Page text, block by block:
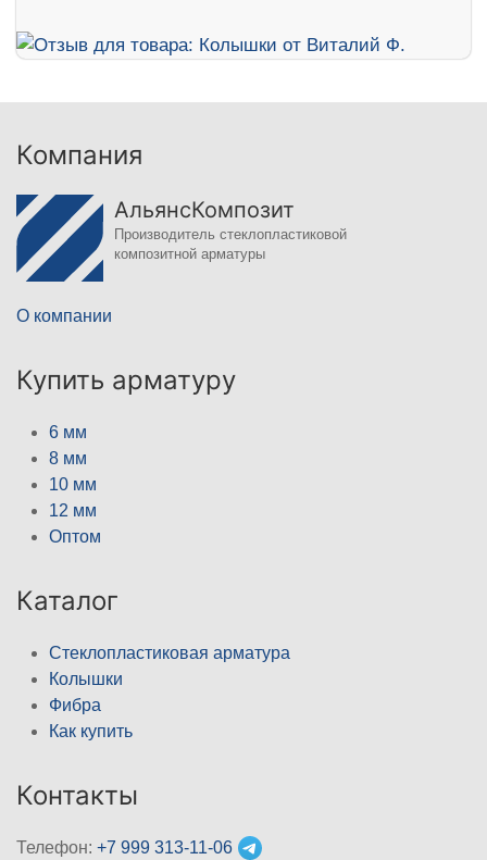
Компания
АльянсКомпозит
Производитель стеклопластиковой
композитной арматуры
О компании
Купить арматуру
6 мм
8 мм
10 мм
12 мм
Оптом
Каталог
Стеклопластиковая арматура
Колышки
Фибра
Как купить
Контакты
Телефон: +7 999 313-11-06